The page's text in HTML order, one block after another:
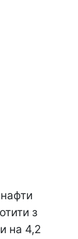
з
на 4,2